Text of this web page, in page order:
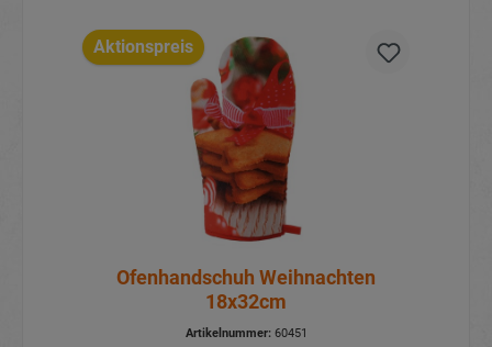
Aktionspreis
Ofenhandschuh Weihnachten
18x32cm
Artikelnummer:60451